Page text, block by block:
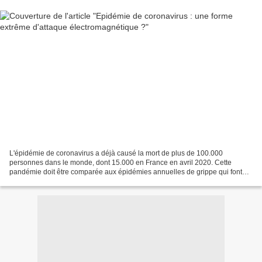
L'épidémie de coronavirus a déjà causé la mort de plus de 100.000
personnes dans le monde, dont 15.000 en France en avril 2020. Cette
pandémie doit être comparée aux épidémies annuelles de grippe qui font